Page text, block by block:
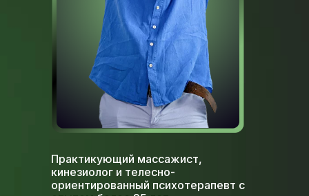
Практикующий массажист,
кинезиолог и телесно-
ориентированный психотерапевт с